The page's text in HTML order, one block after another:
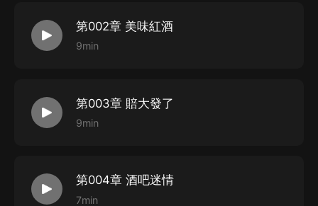
第002章 美味紅酒
9min
第003章 賠大發了
9min
第004章 酒吧迷情
7min